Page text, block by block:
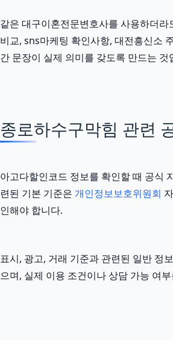
같은 대구이혼전문변호사를 사용하더
비교, sns마케팅 확인사항, 대전흥신소
간 문장이 실제 의미를 갖도록 만드는 것
종로하수구막힘 관련
아고다할인코드 정보를 확인할 때 공식
련된 기본 기준은 개인정보보호위원회
인해야 합니다.
표시, 광고, 거래 기준과 관련된 일반 정
으며, 실제 이용 조건이나 상담 가능 여